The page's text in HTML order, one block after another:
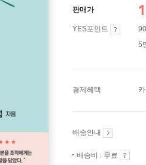
판매가
YES포인트
5
결제혜택
배송안내
배송비 : 무료